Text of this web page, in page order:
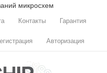
микросхем
Контакты Гарантия
Авторизация